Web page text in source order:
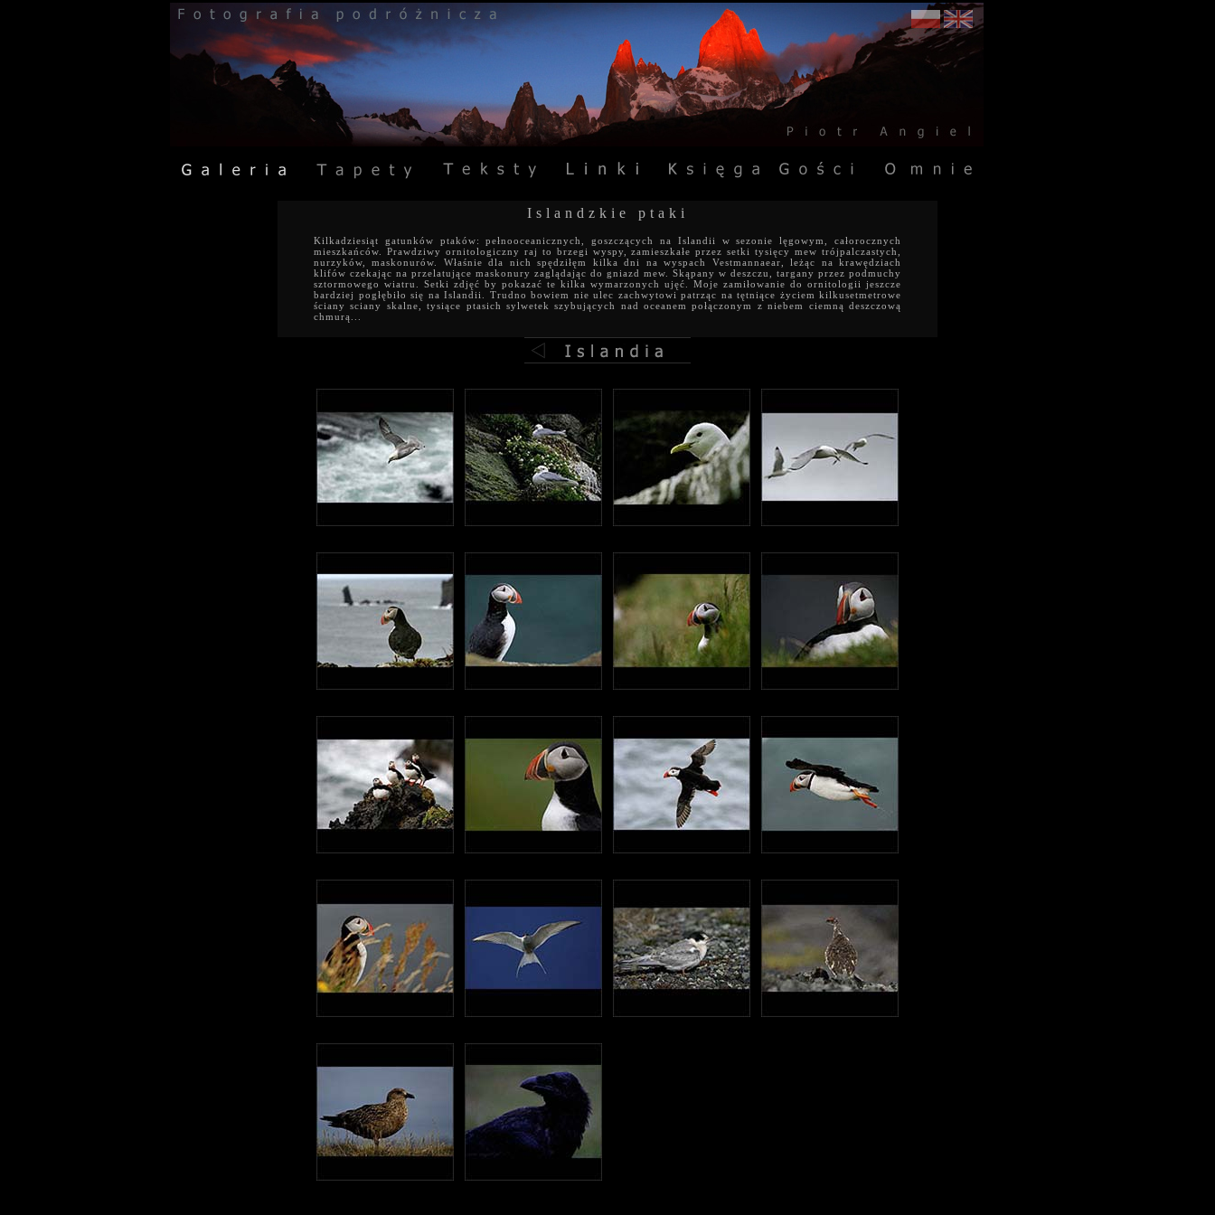
Islandzkie ptaki
Kilkadziesiąt gatunków ptaków: pełnooceanicznych, goszczących na Islandii w sezonie lęgowym, całorocznych
mieszkańców. Prawdziwy ornitologiczny raj to brzegi wyspy, zamieszkałe przez setki tysięcy mew trójpalczastych,
nurzyków, maskonurów. Właśnie dla nich spędziłęm kilka dni na wyspach Vestmannaear, leżąc na krawędziach
klifów czekając na przelatujące maskonury zaglądając do gniazd mew. Skąpany w deszczu, targany przez podmuchy
sztormowego wiatru. Setki zdjęć by pokazać te kilka wymarzonych ujęć. Moje zamiłowanie do ornitologii jeszcze
bardziej pogłębiło się na Islandii. Trudno bowiem nie ulec zachwytowi patrząc na tętniące życiem kilkusetmetrowe
ściany sciany skalne, tysiące ptasich sylwetek szybujących nad oceanem połączonym z niebem ciemną deszczową
chmurą...